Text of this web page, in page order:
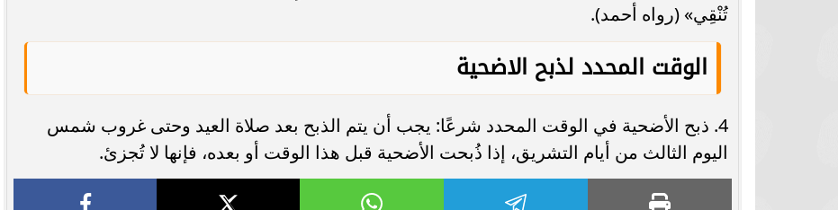
تُنْقِي» (رواه أحمد).
الوقت المحدد لذبح الاضحية
4. ذبح الأضحية في الوقت المحدد شرعًا: يجب أن يتم الذبح بعد صلاة العيد وحتى غروب شمس
اليوم الثالث من أيام التشريق، إذا ذُبحت الأضحية قبل هذا الوقت أو بعده، فإنها لا تُجزئ.